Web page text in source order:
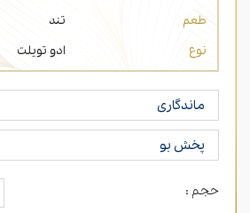
طعم
تند
نوع
ادو تویلت
ماندگاری
پخش بو
حجم :